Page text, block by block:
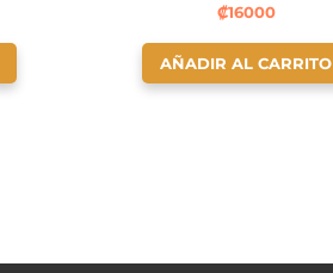
₡16000
AÑADIR AL CARRITO